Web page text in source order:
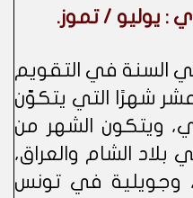
: يوليو / تموز.
السنة في التقويم
عشر شهرًا التي يتكوّن
ويتكون الشهر من
بلاد الشام والعراق،
وجويلية في تونس